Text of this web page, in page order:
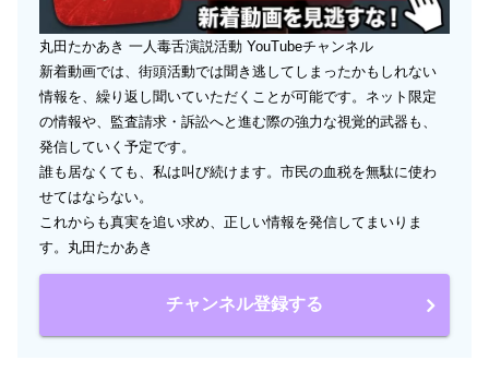
丸田たかあき 一人毒舌演説活動 YouTubeチャンネル
新着動画では、街頭活動では聞き逃してしまったかもしれない
情報を、繰り返し聞いていただくことが可能です。ネット限定
の情報や、監査請求・訴訟へと進む際の強力な視覚的武器も、
発信していく予定です。
誰も居なくても、私は叫び続けます。市民の血税を無駄に使わ
せてはならない。
これからも真実を追い求め、正しい情報を発信してまいりま
す。丸田たかあき
チャンネル登録する